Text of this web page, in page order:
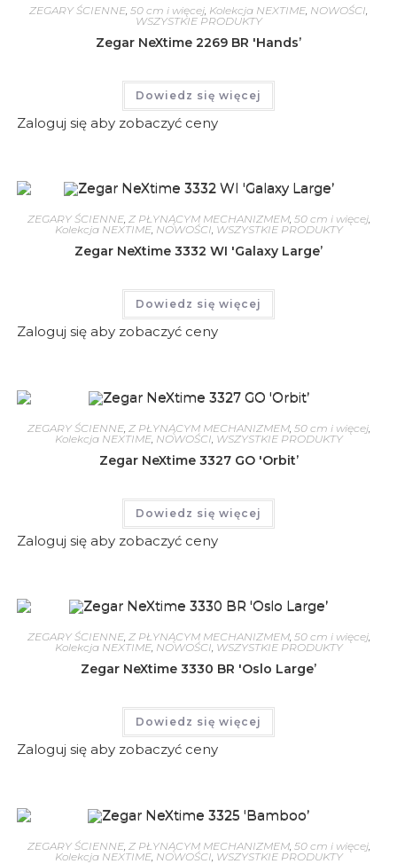
ZEGARY ŚCIENNE 50 cm i więcej Kolekcja NEXTIME NOWOŚCI
WSZYSTKIE PRODUKTY
Zegar NeXtime 2269 BR 'Hands’
Dowiedz się więcej
Zaloguj się aby zobaczyć ceny
ZEGARY ŚCIENNE, Z PŁYNĄCYM MECHANIZMEM, 50 cm i więcej,
Kolekcja NEXTIME, NOWOŚCI, WSZYSTKIE PRODUKTY
Zegar NeXtime 3332 WI 'Galaxy Large’
Dowiedz się więcej
Zaloguj się aby zobaczyć ceny
ZEGARY ŚCIENNE, Z PŁYNĄCYM MECHANIZMEM, 50 cm i więcej,
Kolekcja NEXTIME, NOWOŚCI WSZYSTKIE PRODUKTY
Zegar NeXtime 3327 GO 'Orbit’
Dowiedz się więcej
Zaloguj się aby zobaczyć ceny
ZEGARY ŚCIENNE, Z PŁYNĄCYM MECHANIZMEM, 50 cm i więcej,
Kolekcja NEXTIME, NOWOŚCI, WSZYSTKIE PRODUKTY
Zegar NeXtime 3330 BR 'Oslo Large’
Dowiedz się więcej
Zaloguj się aby zobaczyć ceny
ZEGARY ŚCIENNE, Z PŁYNĄCYM MECHANIZMEM, 50 cm i więcej,
Kolekcja NEXTIME, NOWOŚCI, WSZYSTKIE PRODUKTY